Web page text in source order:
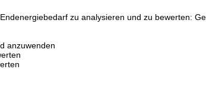
zu analysieren und zu bewerten:
anzuwenden